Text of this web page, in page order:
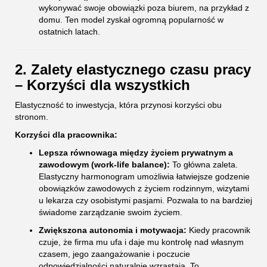
wykonywać swoje obowiązki poza biurem, na przykład z
domu. Ten model zyskał ogromną popularność w
ostatnich latach.
2. Zalety elastycznego czasu pracy
– Korzyści dla wszystkich
Elastyczność to inwestycja, która przynosi korzyści obu
stronom.
Korzyści dla pracownika:
Lepsza równowaga między życiem prywatnym a
zawodowym (work-life balance): To główna zaleta.
Elastyczny harmonogram umożliwia łatwiejsze godzenie
obowiązków zawodowych z życiem rodzinnym, wizytami
u lekarza czy osobistymi pasjami. Pozwala to na bardziej
świadome zarządzanie swoim życiem.
Zwiększona autonomia i motywacja: Kiedy pracownik
czuje, że firma mu ufa i daje mu kontrolę nad własnym
czasem, jego zaangażowanie i poczucie